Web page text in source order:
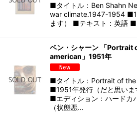
■タイトル：Ben Shahn
war climate.1947-1954
ます） ■テキスト：英語
ベン・シャーン 「Portrait
american」1951年
■タイトル：Portrait of
■1951年発行（だと思い
■エディション：ハードカ
（状態悪…